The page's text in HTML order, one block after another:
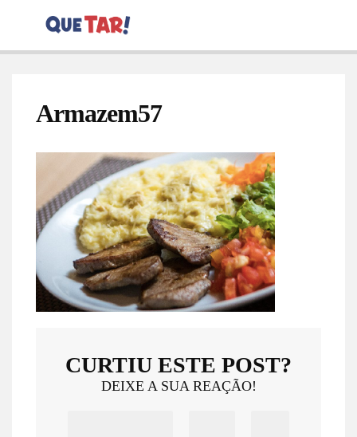
Armazem57
CURTIU ESTE POST?
DEIXE A SUA REAÇÃO!